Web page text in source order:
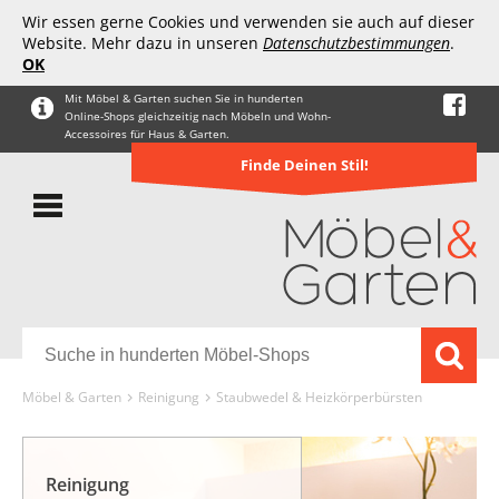
Wir essen gerne Cookies und verwenden sie auch auf dieser
Website. Mehr dazu in unseren Datenschutzbestimmungen.
OK
Mit Möbel & Garten suchen Sie in hunderten
Online-Shops gleichzeitig nach Möbeln und Wohn-
Accessoires für Haus & Garten.
Finde Deinen Stil!
Möbel & Garten Reinigung Staubwedel & Heizkörperbürsten
Reinigung